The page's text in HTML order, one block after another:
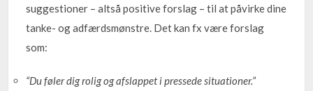
suggestioner – altså positive forslag – til at påvirke dine
tanke- og adfærdsmønstre. Det kan fx være forslag
som:
“Du føler dig rolig og afslappet i pressede situationer.”